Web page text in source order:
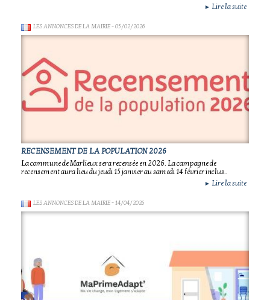
► Lire la suite
LES ANNONCES DE LA MAIRIE- 05/02/2026
RECENSEMENT DE LA POPULATION 2026
La commune de Marlieux sera recensée en 2026. La campagne de
recensement aura lieu du jeudi 15 janvier au samedi 14 février inclus..
► Lire la suite
LES ANNONCES DE LA MAIRIE- 14/04/2026